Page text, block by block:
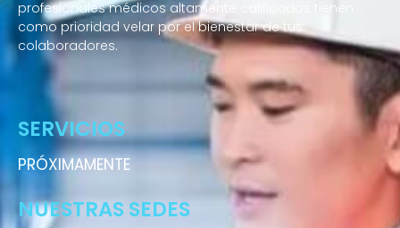
profesionales médicos altamente calificados tienen
como prioridad velar por el bienestar de tus
colaboradores.
Enfermeras a domicilio
NUESTRAS SEDES
SERVICIOS
PRÓXIMAMENTE